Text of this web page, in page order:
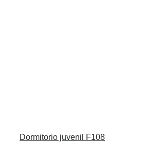
Dormitorio juvenil F108